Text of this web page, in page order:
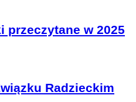
przeczytane w 2025
Radzieckim